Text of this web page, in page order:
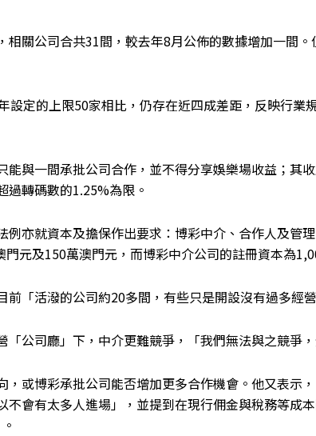
相關公司合共31間，較去年8月公佈的數據增加一間
設定的上限50家相比，仍存在近四成差距，反映行業
能與一間承批公司合作，並不得分享娛樂場收益；其
過轉碼數的1.25%為限。
例亦就資本及擔保作出要求：博彩中介、合作人及管
元及150萬澳門元，而博彩中介公司的註冊資本為
前「活潑的公司約20多間，有些只是開設沒有過多經
「公司廳」下，中介更難競爭，「我們無法與之競爭
，或博彩承批公司能否增加更多合作機會。他又表示
不會有太多人進場」，並提到在現行佣金與稅務等成